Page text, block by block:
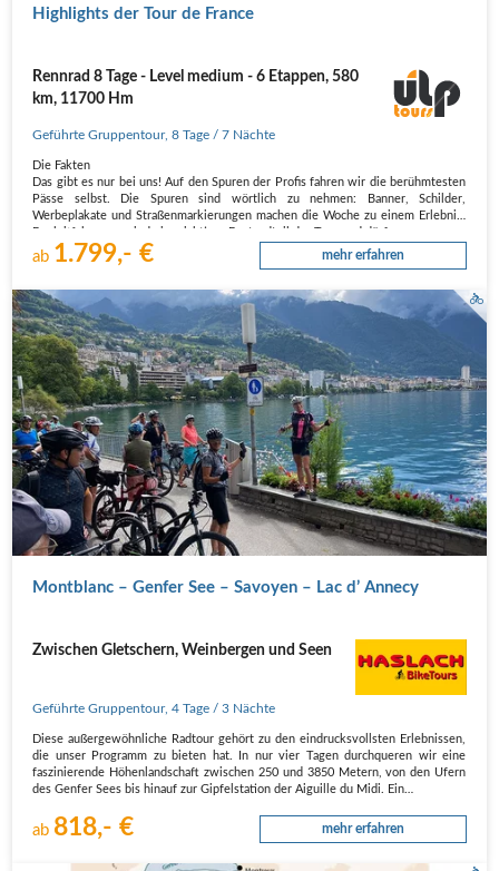
Highlights der Tour de France
Rennrad 8 Tage - Level medium - 6 Etappen, 580
km, 11700 Hm
Geführte Gruppentour,8 Tage / 7 Nächte
Die Fakten
Das gibt es nur bei uns! Auf den Spuren der Profis fahren wir die berühmtesten
Pässe selbst. Die Spuren sind wörtlich zu nehmen: Banner, Schilder,
Werbeplakate und Straßenmarkierungen machen die Woche zu einem Erlebnis.
ab 1.799,- € mehr erfahren
Montblanc – Genfer See – Savoyen – Lac d’ Annecy
Zwischen Gletschern, Weinbergen und Seen
Geführte Gruppentour,4 Tage / 3 Nächte
Diese außergewöhnliche Radtour gehört zu den eindrucksvollsten Erlebnissen,
die unser Programm zu bieten hat. In nur vier Tagen durchqueren wir eine
faszinierende Höhenlandschaft zwischen 250 und 3850 Metern, von den Ufern
des Genfer Sees bis hinauf zur Gipfelstation der Aiguille du Midi. Ein…
ab 818,- € mehr erfahren